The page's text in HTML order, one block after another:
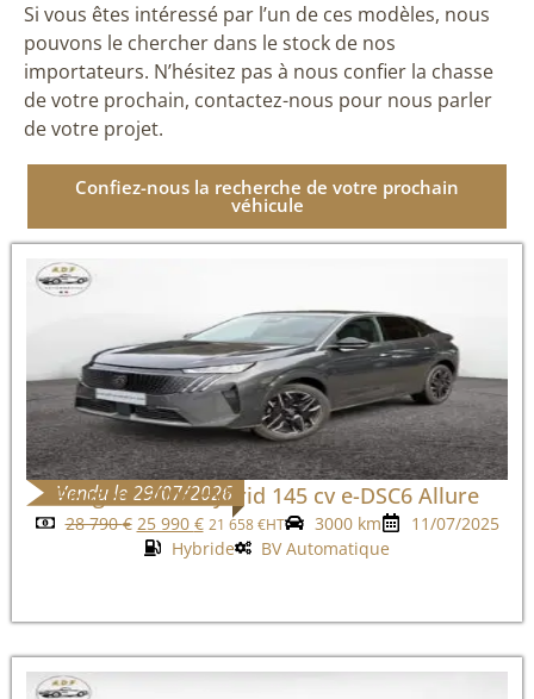
Si vous êtes intéressé par l’un de ces modèles, nous
pouvons le chercher dans le stock de nos
importateurs. N’hésitez pas à nous confier la chasse
de votre prochain, contactez-nous pour nous parler
de votre projet.
Confiez-nous la recherche de votre prochain
véhicule
Vendu le 29/07/2026
Peugeot 3008 Hybrid 145 cv e-DSC6 Allure
28 790€ 25 990 € 21 658 €HT 3000 km
11/07/2025
Hybride
BV Automatique